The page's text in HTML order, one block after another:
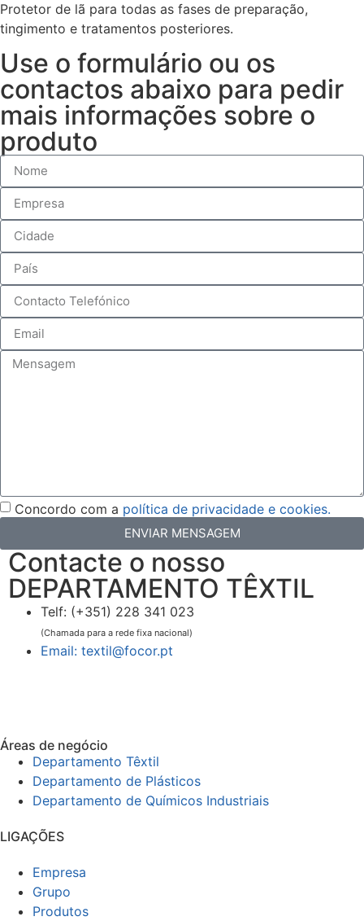
Protetor de lã para todas as fases de preparação,
tingimento e tratamentos posteriores.
Use o formulário ou os
contactos abaixo para pedir
mais informações sobre o
produto
Concordo com a política de privacidade e cookies.
ENVIAR MENSAGEM
Contacte o nosso
DEPARTAMENTO TÊXTIL
Telf: (+351) 228 341 023
(Chamada para a rede fixa nacional)
Email: textil@focor.pt
Áreas de negócio
Departamento Têxtil
Departamento de Plásticos
Departamento de Químicos Industriais
LIGAÇÕES
Empresa
Grupo
Produtos